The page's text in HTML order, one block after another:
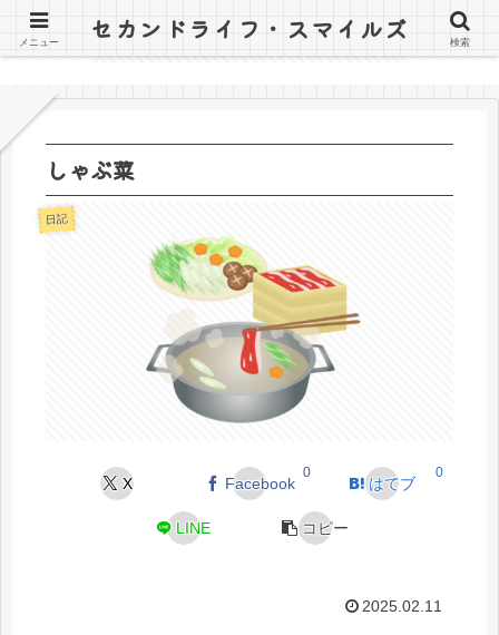
〜山田オツトと詰子の日記〜
しゃぶ菜
日記
X Facebook
0
はてブ
0
LINE コピー
2025.02.11
メニュー セカンドライフ・スマイルズ 検索